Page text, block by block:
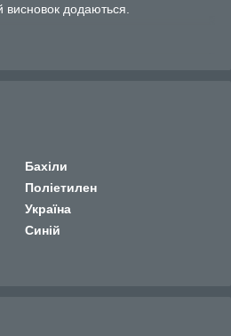
висновок додаються.
Бахіли
Поліетилен
Україна
Синій